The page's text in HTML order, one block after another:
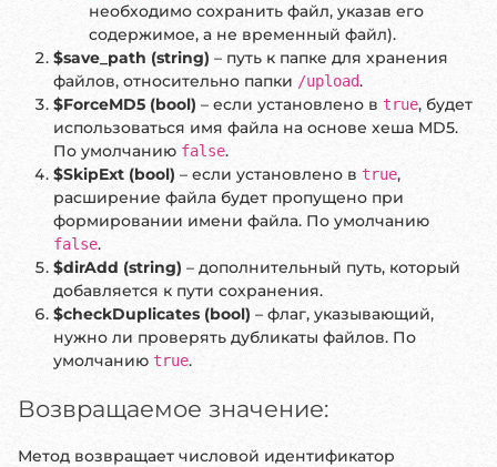
необходимо сохранить файл, указав его
содержимое, а не временный файл).
$save_path (string) – путь к папке для хранения
файлов, относительно папки /upload.
$ForceMD5 (bool) – если установлено в true, будет
использоваться имя файла на основе хеша MD5.
По умолчанию false.
$SkipExt (bool) – если установлено в true,
расширение файла будет пропущено при
формировании имени файла. По умолчанию
false.
$dirAdd (string) – дополнительный путь, который
добавляется к пути сохранения.
$checkDuplicates (bool) – флаг, указывающий,
нужно ли проверять дубликаты файлов. По
умолчанию true.
Возвращаемое значение:
Метод возвращает числовой идентификатор